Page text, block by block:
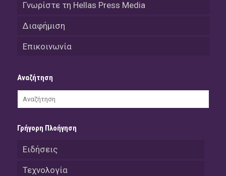
Γνωρίστε τη Hellas Press Media
Διαφήμιση
Επικοινωνία
Αναζήτηση
Γρήγορη Πλοήγηση
Ειδήσεις
Τεχνολογία